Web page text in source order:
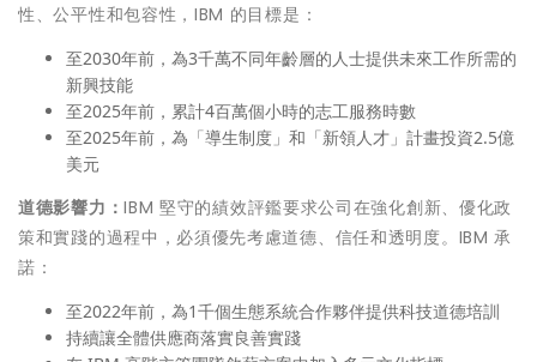
性、公平性和包容性，IBM 的目標是：
至2030年前，為3千萬不同年齡層的人士提供未來工作所需的
新興技能
至2025年前，累計4百萬個小時的志工服務時數
至2025年前，為「導生制度」和「新領人才」計畫投資2.5億
美元
道德影響力：IBM 堅守的績效評鑑要求公司在強化創新、優化政
策和實踐的過程中，必須優先考慮道德、信任和透明度。IBM 承
諾：
至2022年前，為1千個生態系統合作夥伴提供科技道德培訓
持續讓全體供應商落實良善實踐